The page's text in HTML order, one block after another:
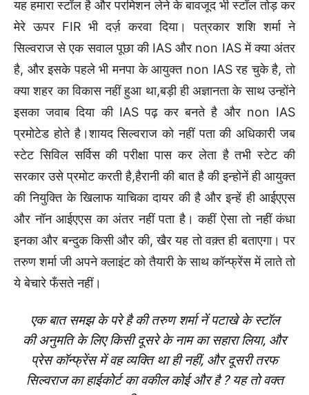
यह हमारा स्टॉल है और परमिशन लेने के बावजूद भी स्टॉल तोड़ कर
मेरे ऊपर FIR भी दर्ज़ करवा दिया। पत्रकार शशि शर्मा ने
सिल्वराज से एक सवाल पूछा की IAS और non IAS में क्या अंतर
है, और इसके पहले भी मनपा के आयुक्त non IAS रह चुके है, तो
क्या शहर का विकास नहीं हुआ था,बड़ी ही अज्ञानता के साथ उन्होंने
इसका जवाब दिया की IAS पढ़ कर बनते है और non IAS
प्रमोटेड होते है।शायद सिल्वराज को नहीं पता की अधिकारी जब
स्टेट सिविल सर्विस की परीक्षा पास कर लेता है तभी स्टेट की
सरकार उसे प्रमोट करती है,हैरानी की बात है की इन्होनें ही आयुक्त
की नियुक्ति के खिलाफ याचिका दायर की है और इन्हें ही आईएएस
और नॉन आईएएस का अंतर नहीं पता है। कहीं ऐसा तो नहीं कंधा
इनका और बन्दुक किसी और की, खैर यह तो वक़्त ही बताएगा। पर
तरुण शर्मा जी अपने क्लाइंट को तैयारी के साथ कॉन्फ्रेंस में लाते तो
ये बेचारे फँसते नहीं।
एक बात समझ के परे है की तरुण शर्मा नें पटाखे के स्टॉल
की अनुमति के लिए किसी दूसरे के नाम का सहारा लिया, और
प्रेस कॉन्फ्रेंस में वह व्यक्ति था ही नहीं, और दूसरी तरफ
सिल्वराज का हाईकोर्ट का वकील कोई औरहै? यह तो वक्त